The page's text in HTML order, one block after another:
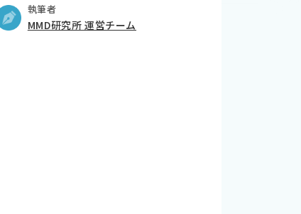
執筆者
MMD研究所 運営チーム